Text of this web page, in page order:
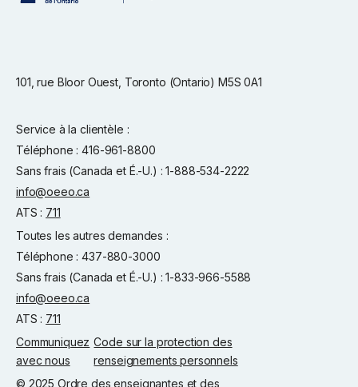
101, rue Bloor Ouest, Toronto (Ontario) M5S 0A1
Service à la clientèle :
Téléphone : 416-961-8800
Sans frais (Canada et É.-U.) : 1-888-534-2222
info@oeeo.ca
ATS : 711
Toutes les autres demandes :
Téléphone : 437-880-3000
Sans frais (Canada et É.-U.) : 1-833-966-5588
info@oeeo.ca
ATS : 711
Communiquez
avec nous
Code sur la protection des
renseignements personnels
© 2025 Ordre des enseignantes et des